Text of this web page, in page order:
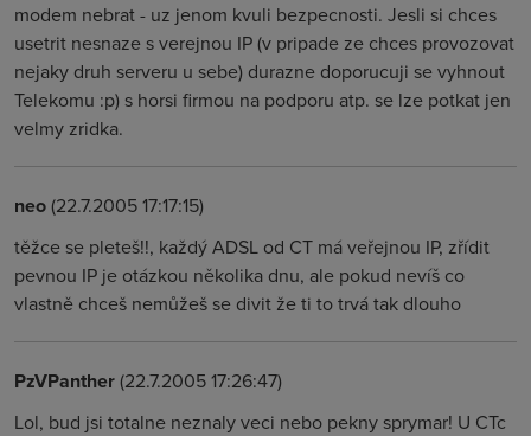
modem nebrat - uz jenom kvuli bezpecnosti. Jesli si chces
usetrit nesnaze s verejnou IP (v pripade ze chces provozovat
nejaky druh serveru u sebe) durazne doporucuji se vyhnout
Telekomu :p) s horsi firmou na podporu atp. se lze potkat jen
velmy zridka.
neo(22.7.2005 17:17:15)
těžce se pleteš!!, každý ADSL od CT má veřejnou IP, zřídit
pevnou IP je otázkou několika dnu, ale pokud nevíš co
vlastně chceš nemůžeš se divit že ti to trvá tak dlouho
PzVPanther(22.7.2005 17:26:47)
Lol, bud jsi totalne neznaly veci nebo pekny sprymar! U CTc